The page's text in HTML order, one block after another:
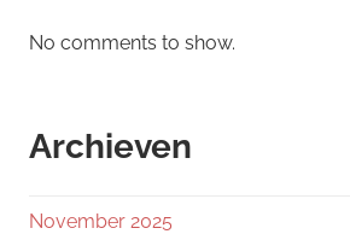
No comments to show.
Archieven
November 2025